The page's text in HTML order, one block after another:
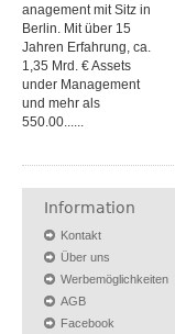
anagement mit Sitz in
Berlin. Mit über 15
Jahren Erfahrung, ca.
1,35 Mrd. € Assets
under Management
und mehr als
550.00......
Information
Kontakt
Über uns
Werbemöglichkeiten
AGB
Facebook